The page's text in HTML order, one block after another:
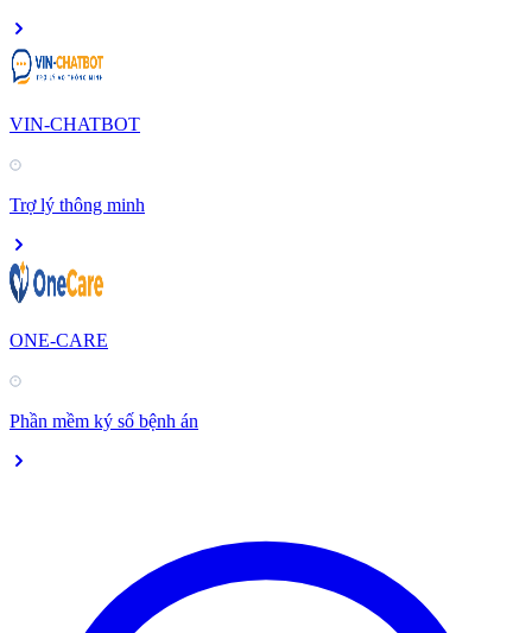
VIN-CHATBOT
Trợ lý thông minh
ONE-CARE
Phần mềm ký số bệnh án